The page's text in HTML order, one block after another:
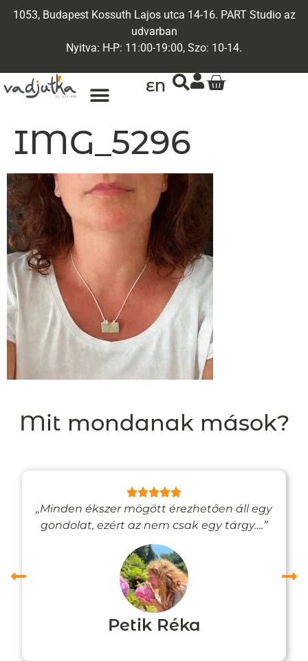
1053, Budapest Kossuth Lajos utca 14-16. PART Studio az
udvarban
Nyitva: H-P: 11:00-19:00, Szo: 10-14.
EN
IMG_5296
Mit mondanak mások?
„Minden ékszer mögött érezhetően áll egy
gondolat, ezért az nem csak egy tárgy….”
Petik Réka